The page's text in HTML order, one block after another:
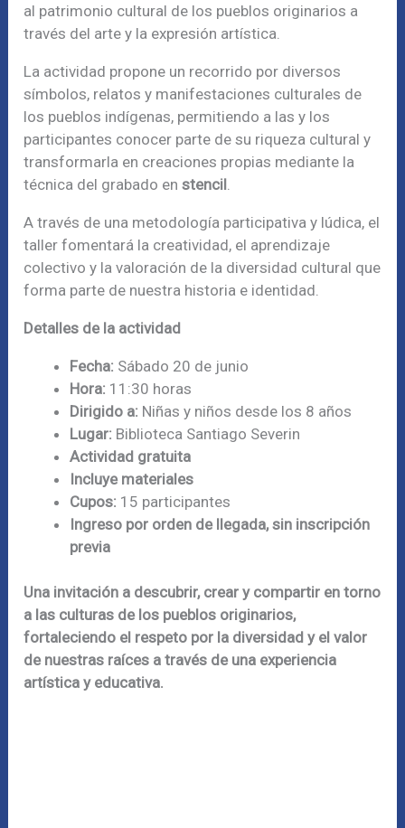
al patrimonio cultural de los pueblos originarios a
través del arte y la expresión artística.
La actividad propone un recorrido por diversos
símbolos, relatos y manifestaciones culturales de
los pueblos indígenas, permitiendo a las y los
participantes conocer parte de su riqueza cultural y
transformarla en creaciones propias mediante la
técnica del grabado enstencil
A través de una metodología participativa y lúdica, el
taller fomentará la creatividad, el aprendizaje
colectivo y la valoración de la diversidad cultural que
forma parte de nuestra historia e identidad.
Detalles de la actividad
Fecha: Sábado 20 de junio
Hora: 11:30 horas
Dirigido a: Niñas y niños desde los 8 años
Lugar: Biblioteca Santiago Severin
Actividad gratuita
Incluye materiales
Cupos: 15 participantes
Ingreso por orden de llegada, sin inscripción
previa
Una invitación a descubrir, crear y compartir en torno
a las culturas de los pueblos originarios,
fortaleciendo el respeto por la diversidad y el valor
de nuestras raíces a través de una experiencia
artística y educativa.